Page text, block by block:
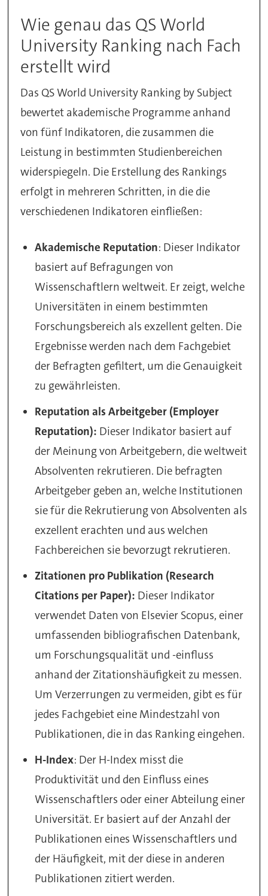
Wie genau das QS World
University Ranking nach Fach
erstellt wird
Das QS World University Ranking by Subject
bewertet akademische Programme anhand
von fünf Indikatoren, die zusammen die
Leistung in bestimmten Studienbereichen
widerspiegeln. Die Erstellung des Rankings
erfolgt in mehreren Schritten, in die die
verschiedenen Indikatoren einfließen:
Akademische Reputation: Dieser Indikator
basiert auf Befragungen von
Wissenschaftlern weltweit. Er zeigt, welche
Universitäten in einem bestimmten
Forschungsbereich als exzellent gelten. Die
Ergebnisse werden nach dem Fachgebiet
der Befragten gefiltert, um die Genauigkeit
zu gewährleisten.
Reputation als Arbeitgeber (Employer
Reputation): Dieser Indikator basiert auf
der Meinung von Arbeitgebern, die weltweit
Absolventen rekrutieren. Die befragten
Arbeitgeber geben an, welche Institutionen
sie für die Rekrutierung von Absolventen als
exzellent erachten und aus welchen
Fachbereichen sie bevorzugt rekrutieren.
Zitationen pro Publikation (Research
Citations per Paper): Dieser Indikator
verwendet Daten von Elsevier Scopus, einer
umfassenden bibliografischen Datenbank,
um Forschungsqualität und -einfluss
anhand der Zitationshäufigkeit zu messen.
Um Verzerrungen zu vermeiden, gibt es für
jedes Fachgebiet eine Mindestzahl von
Publikationen, die in das Ranking eingehen.
H-Index: Der H-Index misst die
Produktivität und den Einfluss eines
Wissenschaftlers oder einer Abteilung einer
Universität. Er basiert auf der Anzahl der
Publikationen eines Wissenschaftlers und
der Häufigkeit, mit der diese in anderen
Publikationen zitiert werden.